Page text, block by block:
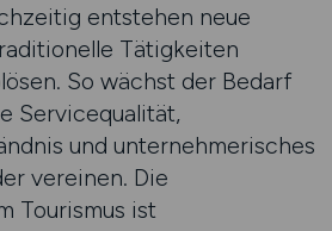
entstehen neue
Tätigkeiten
So wächst der Bedarf
Servicequalität,
und unternehmerisches
vereinen. Die
Tourismus ist